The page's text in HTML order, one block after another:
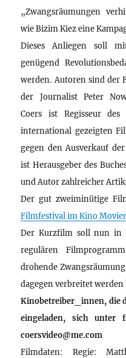
„Zwangsräumungen
wie Bizim Kiez eine
Dieses Anliegen soll
genügend
werden. Autoren sind der
der Journalist Peter
Coers ist Regisseur
international gezeigten
gegen den Ausverkauf
ist Herausgeber des
und Autor zahlreicher
Der gut zweiminütige
Filmfestival im Kino
Der Kurzfilm soll nun in
regulären
drohende
dagegen verbreitet werden
Kinobetreiber_innen, die
eingeladen, sich unter
coersvideo@me.com
Filmdaten: Regie: